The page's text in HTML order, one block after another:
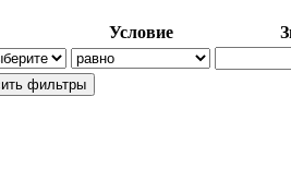
Условие